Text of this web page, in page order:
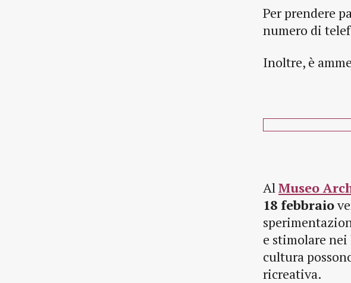
Per prendere
numero di
Inoltre, è
AlMuseo
18 febbraio
e stimolare
cultura
ricreativa.